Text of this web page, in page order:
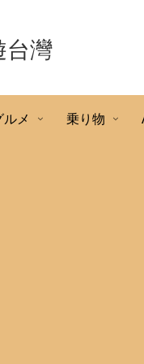
台灣
ルメ 乗り物